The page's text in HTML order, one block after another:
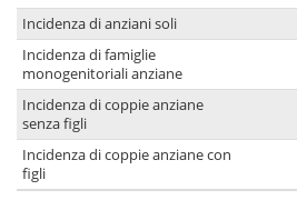
Incidenza di anziani soli
Incidenza di famiglie
monogenitoriali anziane
Incidenza di coppie anziane
senza figli
Incidenza di coppie anziane con
figli